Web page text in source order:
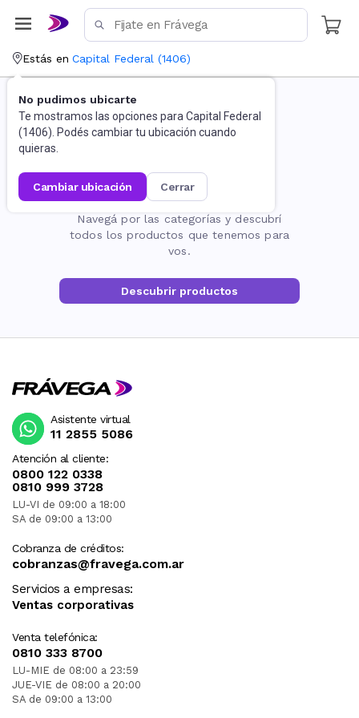
Estás en Capital Federal (1406)
No pudimos ubicarte
Te mostramos las opciones para Capital Federal
(1406). Podés cambiar tu ubicación cuando
quieras.
cambiar ubicación cerrar
La página no existe
Navegá por las categorías y descubrí
todos los productos que tenemos para
vos.
Descubrir productos
Atención al cliente:
0800 122 0338
0810 999 3728
LU-VI de 09:00 a 18:00
SA de 09:00 a 13:00
Cobranza de créditos:
cobranzas@fravega.com.ar
Servicios a empresas:
Ventas corporativas
Venta telefónica:
0810 333 8700
LU-MIE de 08:00 a 23:59
JUE-VIE de 08:00 a 20:00
SA de 09:00 a 13:00
Asistente virtual
11 2855 5086